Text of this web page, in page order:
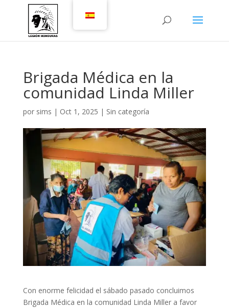
Brigada Médica en la
comunidad Linda Miller
por sims | Oct 1, 2025 | Sin categoría
Con enorme felicidad el sábado pasado concluimos
Brigada Médica en la comunidad Linda Miller a favor